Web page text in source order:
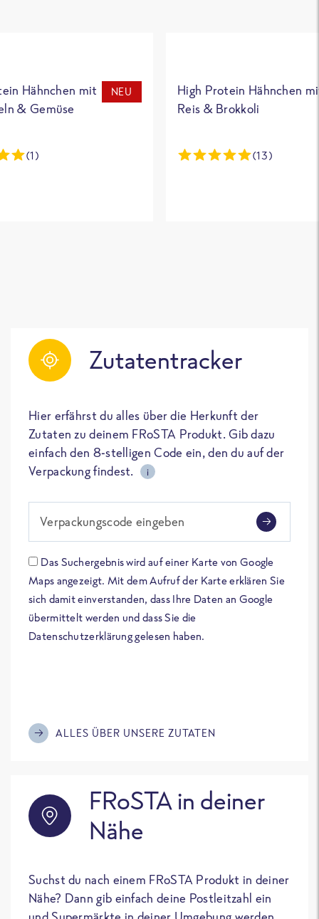
Hähnchen mit
& Gemüse
NEU
(1)
High Protein Hähnchen
Reis & Brokkoli
(13)
Zutatentracker
Hier erfährst du alles über die Herkunft der
Zutaten zu deinem FRoSTA Produkt. Gib dazu
einfach den 8-stelligen Code ein, den du auf der
Verpackung findest.
i
Verpackungscode eingeben
Das Suchergebnis wird auf einer Karte von Google
Maps angezeigt. Mit dem Aufruf der Karte erklären Sie
sich damit einverstanden, dass Ihre Daten an Google
übermittelt werden und dass Sie die
Datenschutzerklärung gelesen haben.
ALLES ÜBER UNSERE ZUTATEN
FRoSTA in deiner
Nähe
Suchst du nach einem FRoSTA Produkt in deiner
Nähe? Dann gib einfach deine Postleitzahl ein